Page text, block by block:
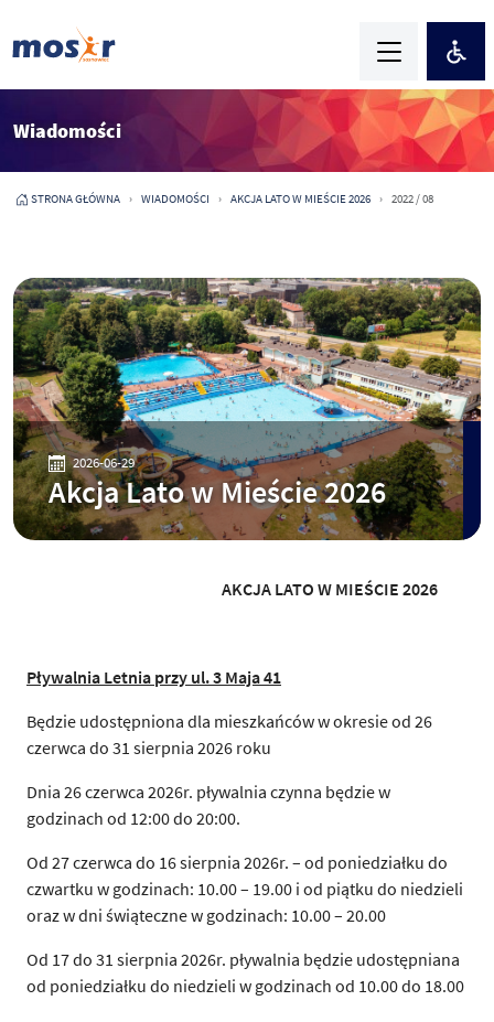
Wiadomości
STRONA GŁÓWNA WIADOMOŚCI AKCJA LATO W MIEŚCIE 2026 2022 / 08
2026-06-29
Akcja Lato w Mieście 2026
AKCJA LATO W MIEŚCIE 2026
Pływalnia Letnia przy ul. 3 Maja 41
Będzie udostępniona dla mieszkańców w okresie od 26
czerwca do 31 sierpnia 2026 roku
Dnia 26 czerwca 2026r. pływalnia czynna będzie w
godzinach od 12:00 do 20:00.
Od 27 czerwca do 16 sierpnia 2026r. – od poniedziałku do
czwartku w godzinach: 10.00 – 19.00 i od piątku do niedzieli
oraz w dni świąteczne w godzinach: 10.00 – 20.00
Od 17 do 31 sierpnia 2026r. pływalnia będzie udostępniana
od poniedziałku do niedzieli w godzinach od 10.00 do 18.00